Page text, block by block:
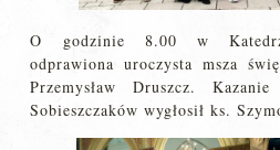
O godzinie 8.00 w
odprawiona uroczysta msza
Przemysław Druszcz.
Sobieszczaków wygłosił ks.